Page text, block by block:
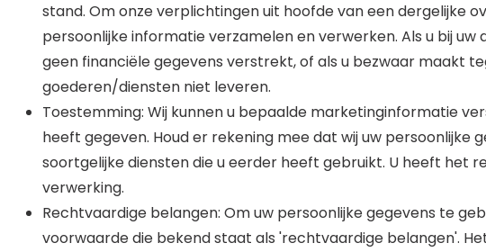
stand. Om onze verplichtingen uit hoofde van een dergelijke
persoonlijke informatie verzamelen en verwerken. Als u bij
geen financiële gegevens verstrekt, of als u bezwaar maakt
goederen/diensten niet leveren.
Toestemming: Wij kunnen u bepaalde marketinginformatie
heeft gegeven. Houd er rekening mee dat wij uw
soortgelijke diensten die u eerder heeft gebruikt. U heeft het
verwerking.
Rechtvaardige belangen: Om uw persoonlijke gegevens te
voorwaarde die bekend staat als 'rechtvaardige belangen'.